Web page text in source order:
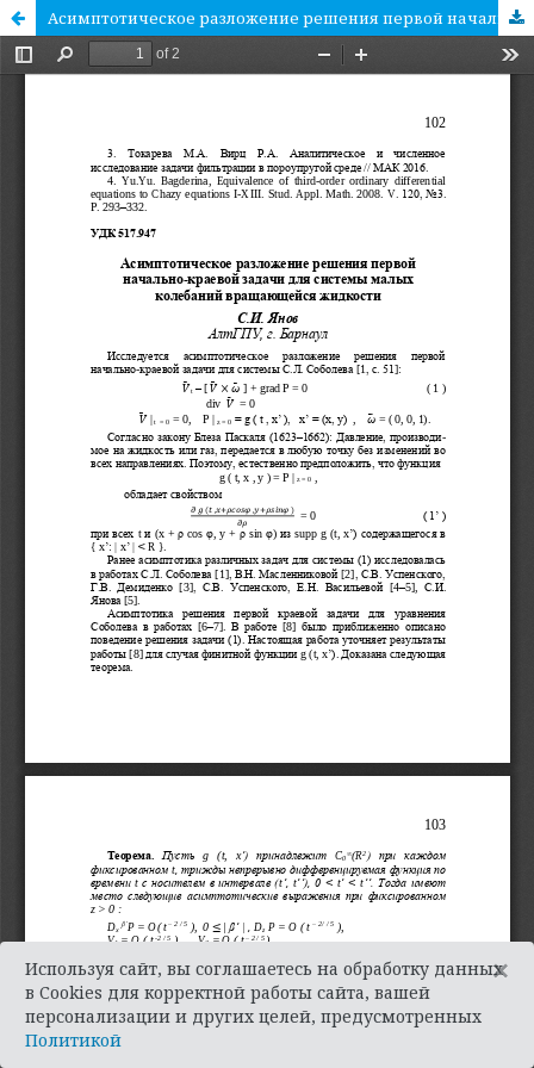
Асимптотическое разложение решения первой начально-краевой задачи для системы малых колебаний вращающейся жидкости
Используя сайт, вы соглашаетесь на обработку данных
в Cookies для корректной работы сайта, вашей
персонализации и других целей, предусмотренных
Политикой
×